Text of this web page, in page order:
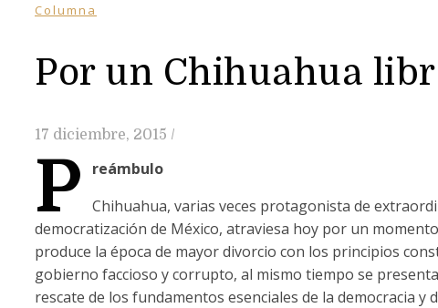
Columna
Por un Chihuahua
17 diciembre, 2015 /
P
reámbulo
Chihuahua, varias veces protagonista de
democratización de México, atraviesa hoy por un
produce la época de mayor divorcio con los principios
gobierno faccioso y corrupto, al mismo tiempo se
rescate de los fundamentos esenciales de la democracia